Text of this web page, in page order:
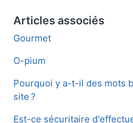
Articles associés
Gourmet
O-pium
Pourquoi y a-t-il des mots
site ?
Est-ce sécuritaire